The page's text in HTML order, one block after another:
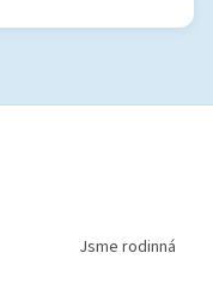
Jsme rodinná